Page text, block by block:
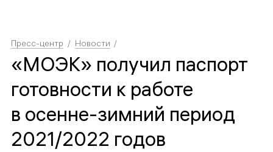
Пресс-центр Новости
«МОЭК» получил паспорт
готовности к работе
в осенне-зимний период
2021/2022 годов